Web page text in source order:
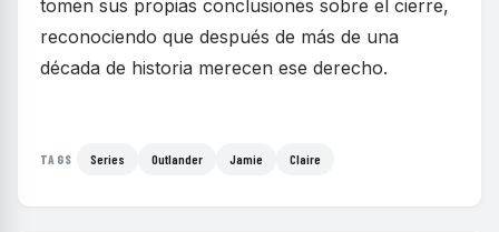
tomen sus propias conclusiones sobre el cierre,
reconociendo que después de más de una
década de historia merecen ese derecho.
TAGS Series Outlander Jamie Claire